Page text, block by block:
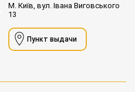
М. Київ, вул. Івана Виговського
13
Пункт выдачи